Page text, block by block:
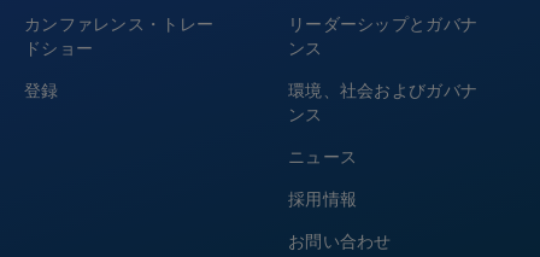
カンファレンス・トレー
ドショー
登録
リーダーシップとガバナ
ンス
環境、社会およびガバナ
ンス
ニュース
採用情報
お問い合わせ